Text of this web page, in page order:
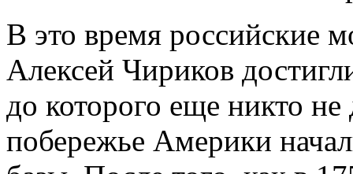
В это время российские
Алексей Чириков
до которого еще никто
побережье Америки